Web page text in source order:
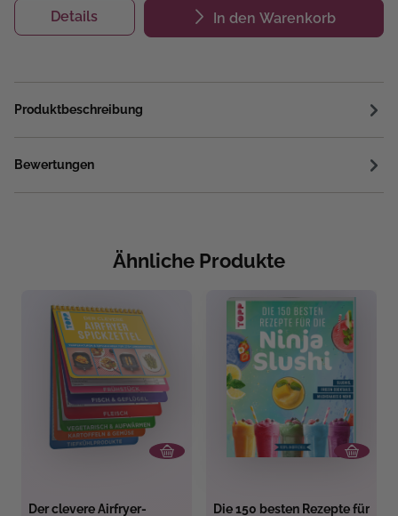
Details In den Warenkorb
Produktbeschreibung
Bewertungen
Ähnliche Produkte
Der clevere Airfryer-
Die 150 besten Rezepte für